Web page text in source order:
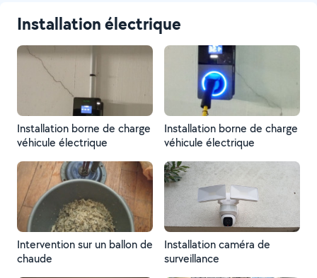
Installation électrique
Installation borne de charge
véhicule électrique
Installation borne de charge
véhicule électrique
Intervention sur un ballon de
chaude
Installation caméra de
surveillance